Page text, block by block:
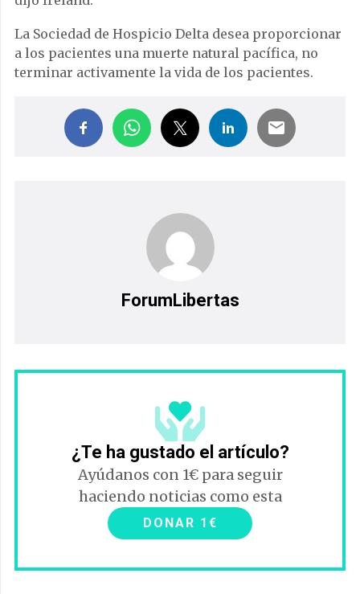
La Sociedad de Hospicio Delta desea proporcionar
a los pacientes una muerte natural pacífica, no
terminar activamente la vida de los pacientes.
ForumLibertas
¿Te ha gustado el artículo?
Ayúdanos con 1€ para seguir
haciendo noticias como esta
DONAR 1€